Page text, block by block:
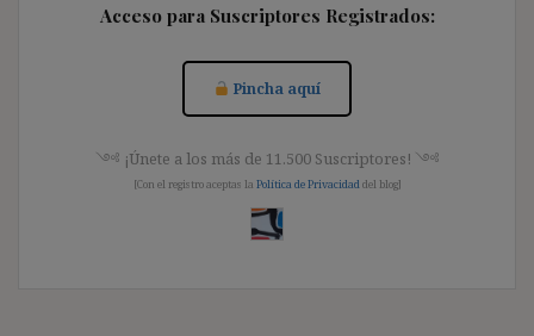
Acceso para Suscriptores Registrados:
Pincha aquí
༺ ¡Únete a los más de 11.500 Suscriptores! ༺
[Con el registro aceptas la Política de Privacidad del blog]